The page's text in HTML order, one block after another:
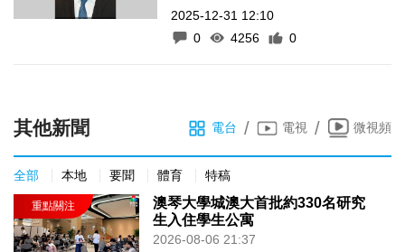
2025-12-31 12:10
0
4256 0
其他新聞 電台 / 電視 / 微視頻
全部 本地 要聞 體育 特稿
澳琴大學城澳大首批約330名研究
生入住學生公寓
2026-08-06 21:37